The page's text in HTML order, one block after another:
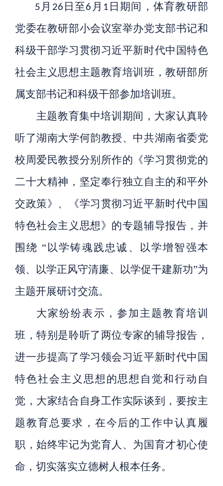
5 月 26 日至6 月 1 日期间，体育教研部
党委在教研部小会议室举办党支部书记和
科级干部学习贯彻习近平新时代中国特色
社会主义思想主题教育培训班，教研部所
属支部书记和科级干部参加培训班。
主题教育集中培训期间，大家认真聆
听了湖南大学何韵教授、中共湖南省委党
校周爱民教授分别所作的《学习贯彻党的
二十大精神，坚定奉行独立自主的和平外
交政策》、《学习贯彻习近平新时代中国
特色社会主义思想》的专题辅导报告，并
围绕 “以学铸魂践忠诚、以学增智强本
领、以学正风守清廉、以学促干建新功”为
主题开展研讨交流。
大家纷纷表示，参加主题教育培训
班，特别是聆听了两位专家的辅导报告，
进一步提高了学习领会习近平新时代中国
特色社会主义思想的思想自觉和行动自
觉，大家结合自身工作实际谈到，要按主
题教育总要求，在今后的工作中认真履
职，始终牢记为党育人、为国育才初心使
命，切实落实立德树人根本任务。